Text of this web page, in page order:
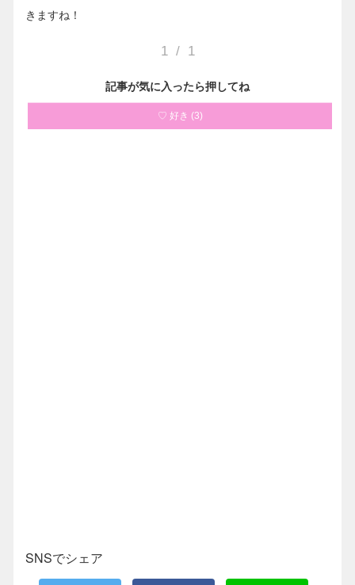
きますね！
1 / 1
記事が気に入ったら押してね
♡ 好き (3)
SNSでシェア